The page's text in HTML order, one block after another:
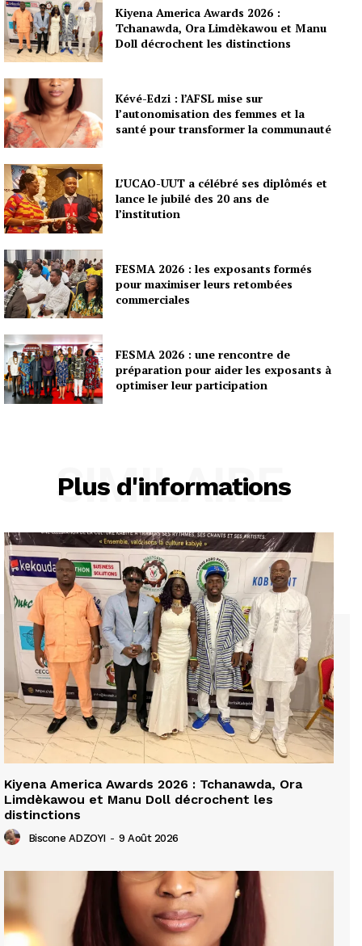
Kiyena America Awards 2026 :
Tchanawda, Ora Limdèkawou et Manu
Doll décrochent les distinctions
Kévé-Edzi : l’AFSL mise sur
l’autonomisation des femmes et la
santé pour transformer la communauté
L’UCAO-UUT a célébré ses diplômés et
lance le jubilé des 20 ans de
l’institution
FESMA 2026 : les exposants formés
pour maximiser leurs retombées
commerciales
FESMA 2026 : une rencontre de
préparation pour aider les exposants à
optimiser leur participation
Plus d'informations
SIMILAIRE
Kiyena America Awards 2026 : Tchanawda, Ora
Limdèkawou et Manu Doll décrochent les
distinctions
Biscone ADZOYI - 9 Août 2026